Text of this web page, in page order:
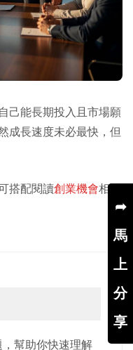
己能長期投入且市場願
成長速度未必最快，但
搭配閱讀創業機會相關
幫助你快速理解
➦
馬
上
分
享